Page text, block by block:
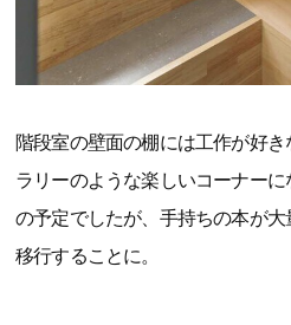
階段室の壁面の棚には工作が好
ラリーのような楽しいコーナー
の予定でしたが、手持ちの本が
移行することに。